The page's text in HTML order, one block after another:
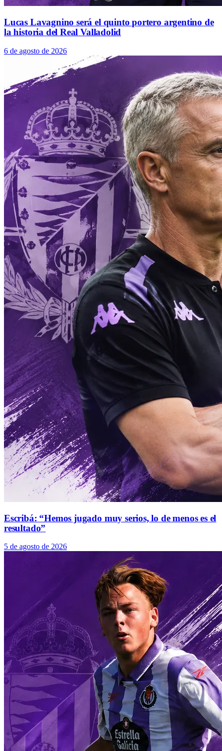
Lucas Lavagnino será el quinto portero argentino de
la historia del Real Valladolid
6 de agosto de 2026
Escribá: “Hemos jugado muy serios, lo de menos es el
resultado”
5 de agosto de 2026